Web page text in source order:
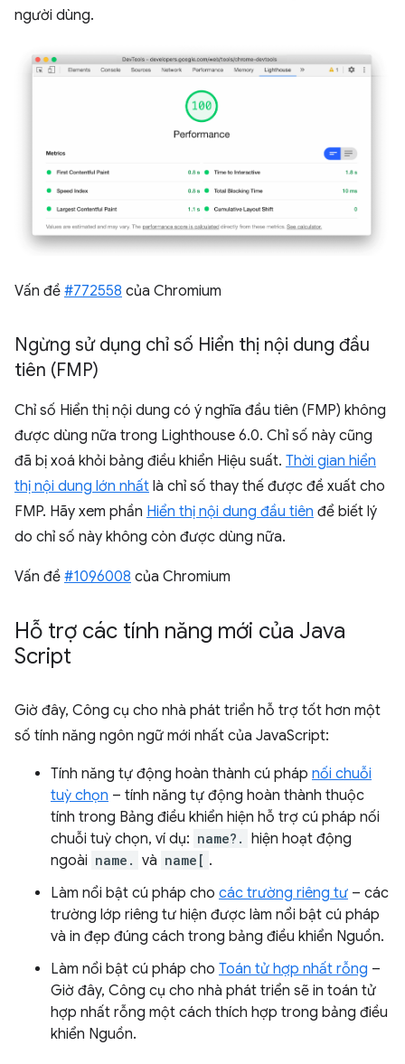
người dùng.
Vấn đề #772558 của Chromium
Ngừng sử dụng chỉ số Hiển thị nội dung đầu
tiên (FMP)
Chỉ số Hiển thị nội dung có ý nghĩa đầu tiên (FMP) không
được dùng nữa trong Lighthouse 6.0. Chỉ số này cũng
đã bị xoá khỏi bảng điều khiển Hiệu suất. Thời gian hiển
thị nội dung lớn nhất là chỉ số thay thế được đề xuất cho
FMP. Hãy xem phần Hiển thị nội dung đầu tiên để biết lý
do chỉ số này không còn được dùng nữa.
Vấn đề #1096008 của Chromium
Hỗ trợ các tính năng mới của Java
Script
Giờ đây, Công cụ cho nhà phát triển hỗ trợ tốt hơn một
số tính năng ngôn ngữ mới nhất của JavaScript:
Tính năng tự động hoàn thành cú pháp nối chuỗi
tuỳ chọn – tính năng tự động hoàn thành thuộc
tính trong Bảng điều khiển hiện hỗ trợ cú pháp nối
chuỗi tuỳ chọn, ví dụ: name?. hiện hoạt động
ngoài name. và name[ .
Làm nổi bật cú pháp cho các trường riêng tư – các
trường lớp riêng tư hiện được làm nổi bật cú pháp
và in đẹp đúng cách trong bảng điều khiển Nguồn.
Làm nổi bật cú pháp cho Toán tử hợp nhất rỗng –
Giờ đây, Công cụ cho nhà phát triển sẽ in toán tử
hợp nhất rỗng một cách thích hợp trong bảng điều
khiển Nguồn.